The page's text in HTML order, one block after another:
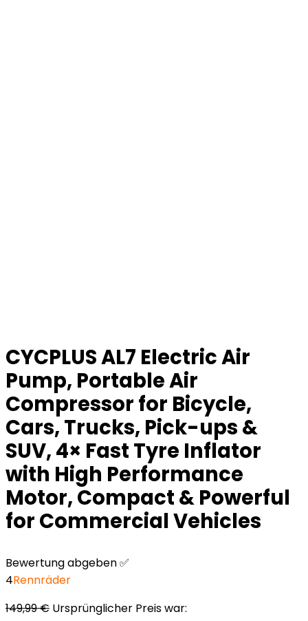
CYCPLUS AL7 Electric Air
Pump, Portable Air
Compressor for Bicycle,
Cars, Trucks, Pick-ups &
SUV, 4× Fast Tyre Inflator
with High Performance
Motor, Compact & Powerful
for Commercial Vehicles
Bewertung abgeben ✅
4Rennräder
149,99€ Ursprünglicher Preis war: